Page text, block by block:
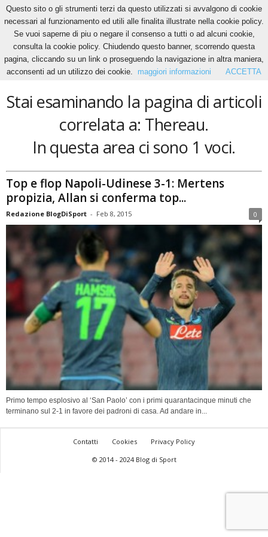
Home Tags Thereau
Thereau
Stai esaminando la pagina di articoli
correlata a: Thereau.
In questa area ci sono 1 voci.
Top e flop Napoli-Udinese 3-1: Mertens
propizia, Allan si conferma top...
Redazione BlogDiSport - Feb 8, 2015 0
Primo tempo esplosivo al ‘San Paolo’ con i primi quarantacinque minuti che
terminano sul 2-1 in favore dei padroni di casa. Ad andare in...
Contatti Cookies
Privacy Policy
© 2014 - 2024 Blog di Sport
Questo sito o gli strumenti terzi da questo utilizzati si avvalgono di cookie
necessari al funzionamento ed utili alle finalita illustrate nella cookie policy.
Se vuoi saperne di piu o negare il consenso a tutti o ad alcuni cookie,
consulta la cookie policy. Chiudendo questo banner, scorrendo questa
pagina, cliccando su un link o proseguendo la navigazione in altra maniera,
acconsenti ad un utilizzo dei cookie.
maggiori informazioni ACCETTA